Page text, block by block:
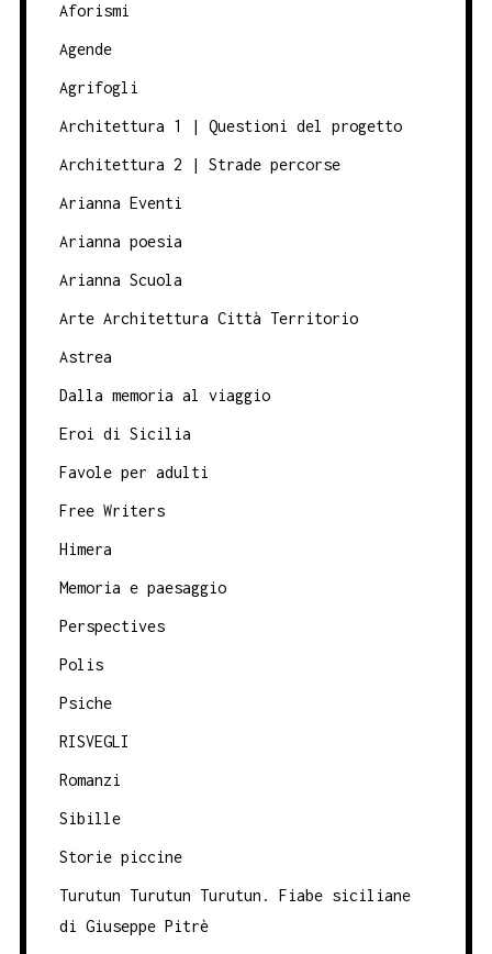
Aforismi
Agende
Agrifogli
Architettura 1 | Questioni del progetto
Architettura 2 | Strade percorse
Arianna Eventi
Arianna poesia
Arianna Scuola
Arte Architettura Città Territorio
Astrea
Dalla memoria al viaggio
Eroi di Sicilia
Favole per adulti
Free Writers
Himera
Memoria e paesaggio
Perspectives
Polis
Psiche
RISVEGLI
Romanzi
Sibille
Storie piccine
Turutun Turutun Turutun. Fiabe siciliane
di Giuseppe Pitrè